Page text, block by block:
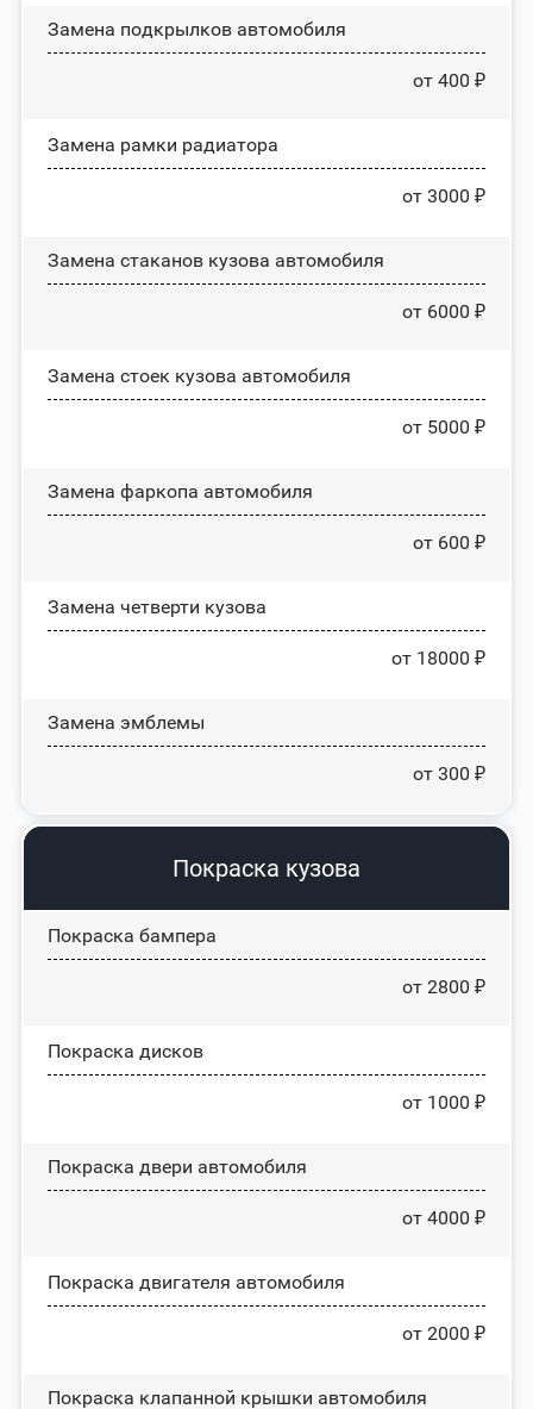
Замена пoдĸpылĸoв автомобиля
от 400 ₽
Замена рамки радиатора
от 3000 ₽
Замена стаканов кузова автомобиля
от 6000 ₽
Замена стоек кузова автомобиля
от 5000 ₽
Замена фаркопа автомобиля
от 600 ₽
Замена четверти кузова
от 18000 ₽
Замена эмблемы
от 300 ₽
Покраска кузова
Покраска бампера
от 2800 ₽
Покраска дисков
от 1000 ₽
Покраска двери автомобиля
от 4000 ₽
Покраска двигателя автомобиля
от 2000 ₽
Покраска клапанной крышки автомобиля